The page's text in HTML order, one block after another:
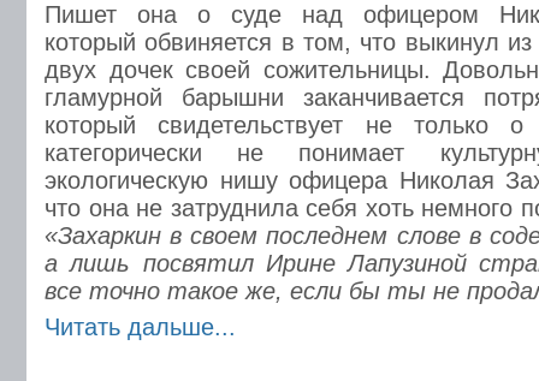
Пишет она о суде над офицером
который обвиняется в том, что выкинул
двух дочек своей сожительницы.
гламурной барышни заканчивается
который свидетельствует не только
категорически не понимает
экологическую нишу офицера Николая
что она не затруднила себя хоть немного
«Захаркин в своем последнем слове в
а лишь посвятил Ирине Лапузиной
все точно такое же, если бы ты не
Читать дальше...